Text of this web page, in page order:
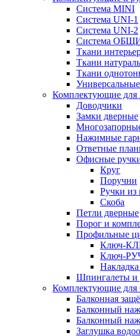
Система MINI
Система UNI-1
Система UNI-2
Система
Ткани
Ткани
Ткани
Комплектующие
Доводчики
Замки дверные
Нажимные
Ответные
Офисные
Круг
Поручни
Ручки из
Скоба
Петли дверные
Порог и
Профильные
Ключ-
Ключ-
Шпингалеты и
Комплектующие
Балконная
Балконный
Балконный
Заглушка